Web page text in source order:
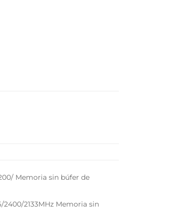
Memoria sin búfer de
2133MHz Memoria sin